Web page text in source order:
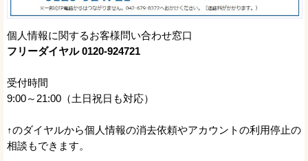
個人情報に関するお客様問い合わせ窓口
フリーダイヤル 0120-924721
受付時間
9:00～21:00（土日祝日も対応）
↑のダイヤルから個人情報の消去依頼やアカウントの利用停止の
相談もできます。